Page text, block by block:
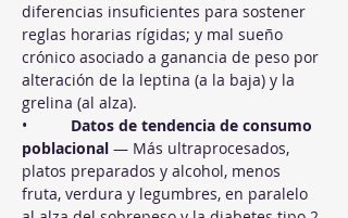
diferencias insuficientes para sostener
reglas horarias rígidas; y mal sueño
crónico asociado a ganancia de peso por
alteración de la leptina (a la baja) y la
grelina (al alza).
• Datos de tendencia de consumo
poblacional — Más ultraprocesados,
platos preparados y alcohol, menos
fruta, verdura y legumbres, en paralelo